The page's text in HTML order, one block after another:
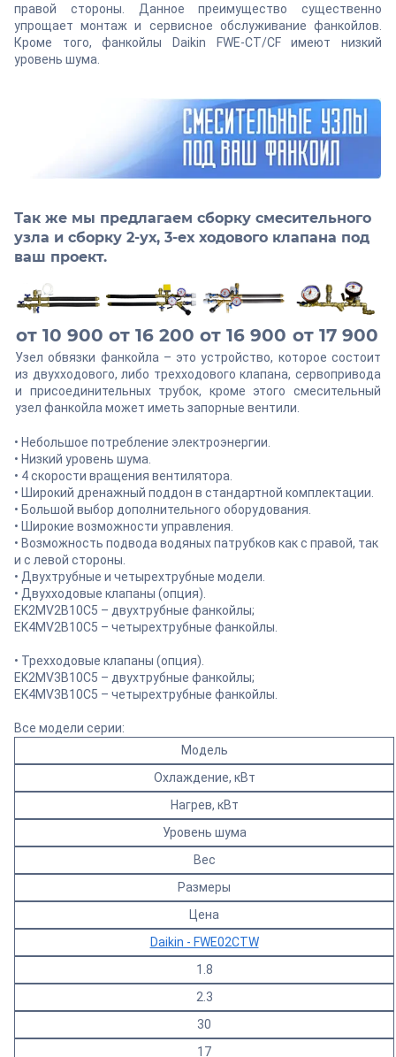
правой стороны. Данное преимущество существенно
упрощает монтаж и сервисное обслуживание фанкойлов.
Кроме того, фанкойлы Daikin FWE-CT/CF имеют низкий
уровень шума.
Так же мы предлагаем сборку смесительного
узла и сборку 2-ух, 3-ех ходового клапана под
ваш проект.
от 10 900 от 16 200 от 16 900 от 17 900
Узел обвязки фанкойла – это устройство, которое состоит
из двухходового, либо трехходового клапана, сервопривода
и присоединительных трубок, кроме этого смесительный
узел фанкойла может иметь запорные вентили.
• Небольшое потребление электроэнергии.
• Низкий уровень шума.
• 4 скорости вращения вентилятора.
• Широкий дренажный поддон в стандартной комплектации.
• Большой выбор дополнительного оборудования.
• Широкие возможности управления.
• Возможность подвода водяных патрубков как с правой, так
и с левой стороны.
• Двухтрубные и четырехтрубные модели.
• Двухходовые клапаны (опция).
EK2MV2B10C5 – двухтрубные фанкойлы;
EK4MV2B10C5 – четырехтрубные фанкойлы.
• Трехходовые клапаны (опция).
EK2MV3B10C5 – двухтрубные фанкойлы;
EK4MV3B10C5 – четырехтрубные фанкойлы.
Все модели серии:
Модель
Охлаждение, кВт
Нагрев, кВт
Уровень шума
Вес
Размеры
Цена
Daikin - FWE02CTW
1.8
2.3
30
17